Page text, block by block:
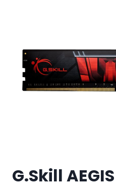
G.Skill